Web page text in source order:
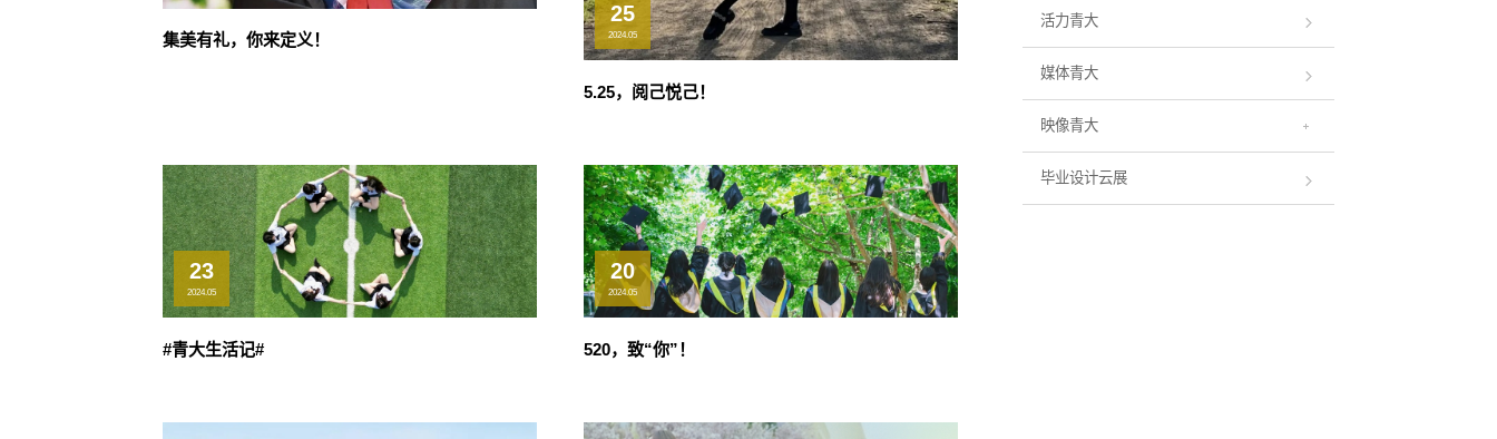
活力青大
媒体青大
映像青大
毕业设计云展
集美有礼，你来定义！
25
2024.05
5.25，阅己悦己！
23
2024.05
#青大生活记#
20
2024.05
520，致“你”！